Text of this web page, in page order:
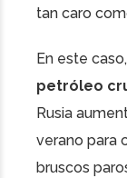
tan caro
En este caso,
petróleo
Rusia
verano para
bruscos